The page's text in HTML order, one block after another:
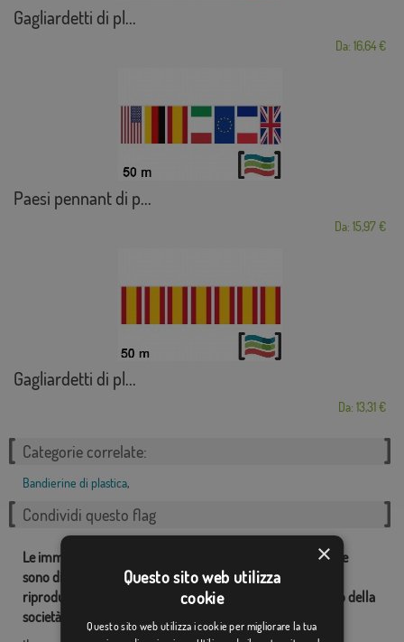
Gagliardetti di pl...
Da: 16,64 €
Paesi pennant di p...
Da: 15,97 €
Gagliardetti di pl...
Da: 13,31 €
Categorie correlate:
Bandierine di plastica,
Condividi questo flag
Le immagini e altre risorse correlate con le nostre bandiere
sono di proprietà dei Comprarebandiere.it ed è vietata la
riproduzione, l'uso e la modifica senza il consenso esplicito della
società.
×
Questo sito web utilizza
cookie
Questo sito web utilizza i cookie per migliorare la tua